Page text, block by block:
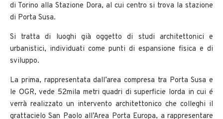
di Torino alla Stazione Dora, al cui centro si trova la stazione
di Porta Susa.
Si tratta di luoghi già oggetto di studi architettonici e
urbanistici, individuati come punti di espansione fisica e di
sviluppo.
La prima, rappresentata dall’area compresa tra Porta Susa e
le OGR, vede 52mila metri quadri di superficie lorda in cui é
verrà realizzato un intervento architettonico che colleghi il
grattacielo San Paolo all’Area Porta Europa, a rappresentare